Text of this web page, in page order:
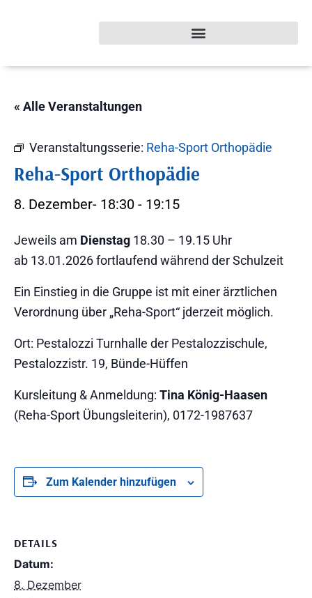
« Alle Veranstaltungen
Veranstaltungsserie: Reha-Sport Orthopädie
Reha-Sport Orthopädie
8. Dezember- 18:30 - 19:15
Jeweils am Dienstag 18.30 – 19.15 Uhr
ab 13.01.2026 fortlaufend während der Schulzeit
Ein Einstieg in die Gruppe ist mit einer ärztlichen
Verordnung über „Reha-Sport“ jderzeit möglich.
Ort: Pestalozzi Turnhalle der Pestalozzischule,
Pestalozzistr. 19, Bünde-Hüffen
Kursleitung & Anmeldung: Tina König-Haasen
(Reha-Sport Übungsleiterin), 0172-1987637
Zum Kalender hinzufügen
DETAILS
Datum:
8. Dezember